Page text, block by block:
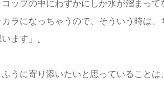
ップの中にわずかにしか水が溜まっ
ラになっちゃうので、そういう時は
ます」。
ふうに寄り添いたいと思っていること